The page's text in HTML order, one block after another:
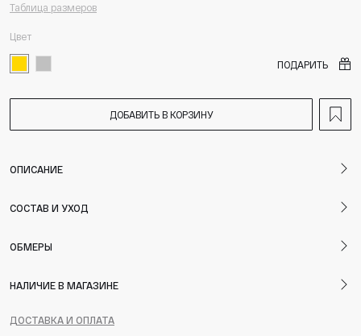
Таблица размеров
Цвет
ПОДАРИТЬ
ДОБАВИТЬ В КОРЗИНУ
ОПИСАНИЕ
СОСТАВ И УХОД
ОБМЕРЫ
НАЛИЧИЕ В МАГАЗИНЕ
ДОСТАВКА И ОПЛАТА